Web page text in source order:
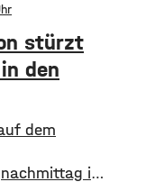
stürzt
den
dem
ist